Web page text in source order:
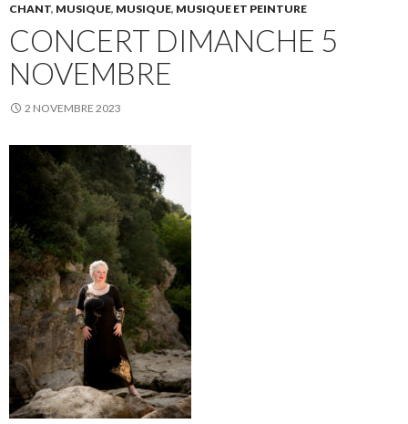
CHANT, MUSIQUE, MUSIQUE, MUSIQUE ET PEINTURE
CONCERT DIMANCHE 5
NOVEMBRE
2 NOVEMBRE 2023